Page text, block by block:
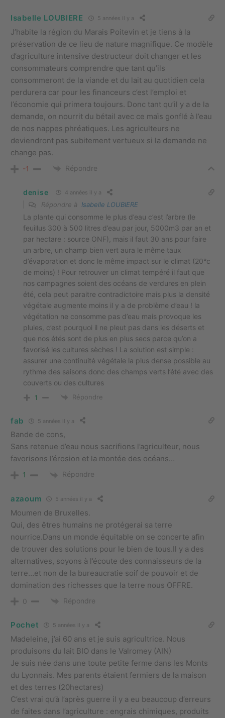
Isabelle LOUBIERE 5 années il y a
J’habite la région du Marais Poitevin et je tiens à la
préservation de ce lieu de nature magnifique. Ce modèle
d’agriculture intensive destructeur doit changer et les
consommateurs comprendre que tant qu’ils
consommeront de la viande et du lait au quotidien cela
perdurera car pour les financeurs c’est l’emploi et
l’économie qui primera toujours. Donc tant qu’il y a de la
demande, on nourrit du bétail avec ce maïs gonflé à l’eau
de nos nappes phréatiques. Les agriculteurs ne
deviendront pas subitement vertueux si la demande ne
change pas.
-1 Répondre
denise 4 années il y a
Répondre à Isabelle LOUBIERE
La plante qui consomme le plus d’eau c’est l’arbre (le
feuillus 300 à 500 litres d’eau par jour, 5000m3 par an et
par hectare : source ONF), mais il faut 30 ans pour faire
un arbre, un champ bien vert aura le même taux
d’évaporation et donc le même impact sur le climat (20°c
de moins) ! Pour retrouver un climat tempéré il faut que
nos campagnes soient des océans de verdures en plein
été, cela peut paraitre contradictoire mais plus la densité
végétale augmente moins il y a de problème d’eau ! la
végétation ne consomme pas d’eau mais provoque les
pluies, c’est pourquoi il ne pleut pas dans les déserts et
que nos étés sont de plus en plus secs parce qu’on a
favorisé les cultures sèches ! La solution est simple :
assurer une continuité végétale la plus dense possible au
rythme des saisons donc des champs verts l’été avec des
couverts ou des cultures
1 Répondre
fab 5 années il y a
Bande de cons,
Sans retenue d’eau nous sacrifions l’agriculteur, nous
favorisons l’érosion et la montée des océans…
1 Répondre
azaoum 5 années il y a
Moumen de Bruxelles.
Qui, des êtres humains ne protégerai sa terre
nourrice.Dans un monde équitable on se concerte afin
de trouver des solutions pour le bien de tous.Il y a des
alternatives, soyons à l’écoute des connaisseurs de la
terre…et non de la bureaucratie soif de pouvoir et de
domination des richesses que la terre nous OFFRE.
0 Répondre
Pochet 5 années il y a
Madeleine, j’ai 60 ans et je suis agricultrice. Nous
produisons du lait BIO dans le Valromey (AIN)
Je suis née dans une toute petite ferme dans les Monts
du Lyonnais. Mes parents étaient fermiers de la maison
et des terres (20hectares)
C’est vrai qu’à l’après guerre il y a eu beaucoup d’erreurs
de faites dans l’agriculture : engrais chimiques, produits